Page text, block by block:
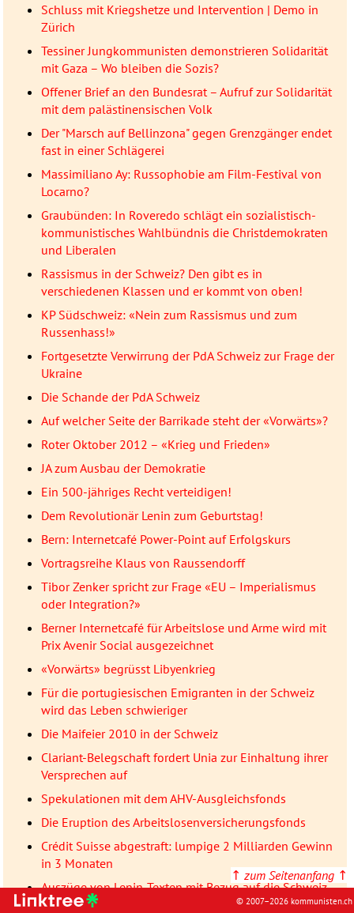
Schluss mit Kriegshetze und Intervention | Demo in
Zürich
Tessiner Jungkommunisten demonstrieren Solidarität
mit Gaza – Wo bleiben die Sozis?
Offener Brief an den Bundesrat – Aufruf zur Solidarität
mit dem palästinensischen Volk
Der "Marsch auf Bellinzona" gegen Grenzgänger endet
fast in einer Schlägerei
Massimiliano Ay: Russophobie am Film-Festival von
Locarno?
Graubünden: In Roveredo schlägt ein sozialistisch-
kommunistisches Wahlbündnis die Christdemokraten
und Liberalen
Rassismus in der Schweiz? Den gibt es in
verschiedenen Klassen und er kommt von oben!
KP Südschweiz: «Nein zum Rassismus und zum
Russenhass!»
Fortgesetzte Verwirrung der PdA Schweiz zur Frage der
Ukraine
Die Schande der PdA Schweiz
Auf welcher Seite der Barrikade steht der «Vorwärts»?
Roter Oktober 2012 – «Krieg und Frieden»
JA zum Ausbau der Demokratie
Ein 500-jähriges Recht verteidigen!
Dem Revolutionär Lenin zum Geburtstag!
Bern: Internetcafé Power-Point auf Erfolgskurs
Vortragsreihe Klaus von Raussendorff
Tibor Zenker spricht zur Frage «EU – Imperialismus
oder Integration?»
Berner Internetcafé für Arbeitslose und Arme wird mit
Prix Avenir Social ausgezeichnet
«Vorwärts» begrüsst Libyenkrieg
Für die portugiesischen Emigranten in der Schweiz
wird das Leben schwieriger
Die Maifeier 2010 in der Schweiz
Clariant-Belegschaft fordert Unia zur Einhaltung ihrer
Versprechen auf
Spekulationen mit dem AHV-Ausgleichsfonds
Die Eruption des Arbeitslosenversicherungsfonds
Crédit Suisse abgestraft: lumpige 2 Milliarden Gewinn
in 3 Monaten
Auszüge von Lenin-Texten mit Bezug auf die Schweiz
↑ zum Seitenanfang ↑
© 2007–2026 kommunisten.ch